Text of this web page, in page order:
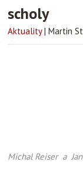
scholy
Aktuality | Martin
Michal Reiser a